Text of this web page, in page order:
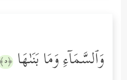
وَٱلسَّمَاۤءِ وَمَا بَنَىٰهَا ﴿٥﴾